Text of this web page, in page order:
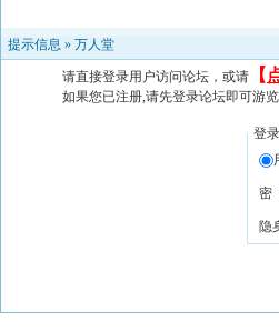
提示信息 » 万人堂
请直接登录用户访问论坛，或请 【
如果您已注册,请先登录论坛即可游
登录
密
隐